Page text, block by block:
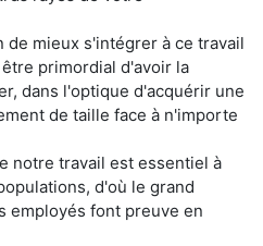
de mieux s'intégrer à ce travail
primordial d'avoir la
dans l'optique d'acquérir une
de taille face à n'importe
notre travail est essentiel à
d'où le grand
employés font preuve en